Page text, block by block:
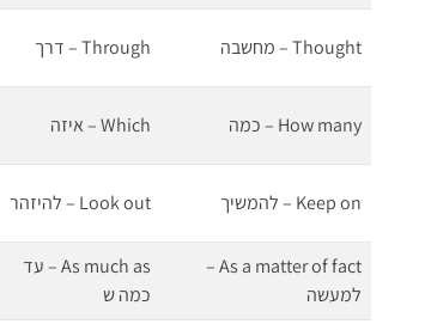
Thought – מחשבה Through – דרך
How many – כמה Which – איזה
Keep on – להמשיך Look out – להיזהר
As a matter of fact –
למעשה
As much as – עד
כמה ש